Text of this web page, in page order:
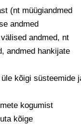
(nt müügiandmed
andmed
andmed, nt
andmed hankijate
kõigi süsteemide
kogumist
kõige